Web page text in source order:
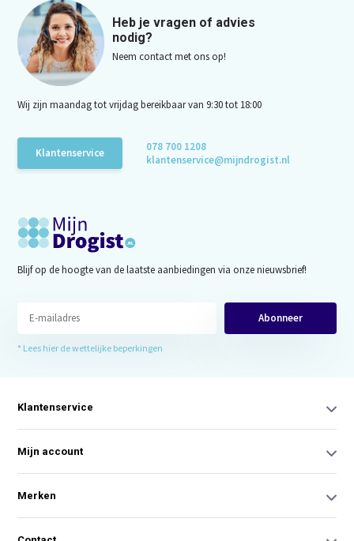
Heb je vragen of advies
nodig?
Neem contact met ons op!
Wij zijn maandag tot vrijdag bereikbaar van 9:30 tot 18:00
Klantenservice
078 700 1208
klantenservice@mijndrogist.nl
Blijf op de hoogte van de laatste aanbiedingen via onze nieuwsbrief!
Abonneer
* Lees hier de wettelijke beperkingen
Klantenservice
Mijn account
Merken